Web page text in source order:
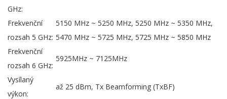
GHz:
Frekvenční
rozsah 5 GHz:
5150 MHz ~ 5250 MHz, 5250 MHz ~ 5350 MHz,
5470 MHz ~ 5725 MHz, 5725 MHz ~ 5850 MHz
Frekvenční
rozsah 6 GHz:
5925MHz ~ 7125MHz
Vysílaný
výkon:
až 25 dBm, Tx Beamforming (TxBF)